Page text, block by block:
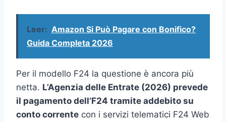
Leer: Amazon Si Può Pagare con Bonifico?
Guida Completa 2026
Per il modello F24 la questione è ancora più
netta. L’Agenzia delle Entrate (2026) prevede
il pagamento dell’F24 tramite addebito su
conto corrente con i servizi telematici F24 Web